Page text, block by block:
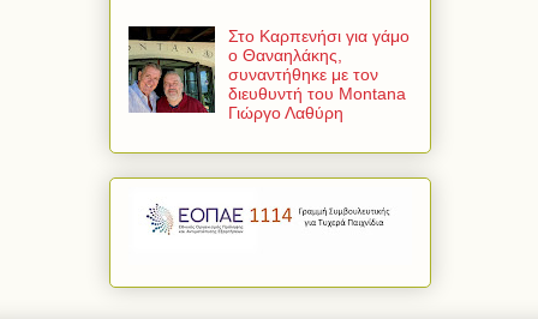
Στο Καρπενήσι για γάμο
ο Θαναηλάκης,
συναντήθηκε με τον
διευθυντή του Montana
Γιώργο Λαθύρη